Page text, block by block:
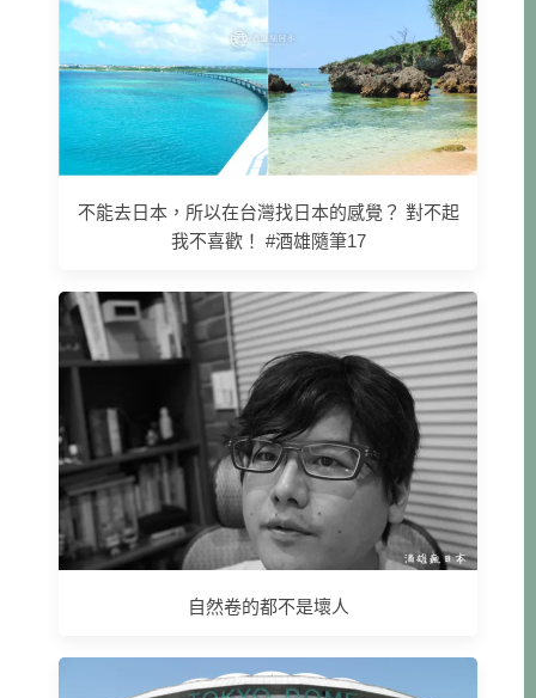
不能去日本，所以在台灣找日本的感覺？ 對不起
我不喜歡！ #酒雄隨筆17
自然卷的都不是壞人